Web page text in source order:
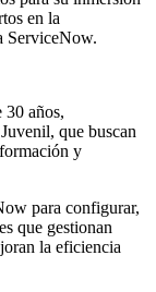
en la
ServiceNow.
30 años,
que buscan
y
para configurar,
que gestionan
la eficiencia